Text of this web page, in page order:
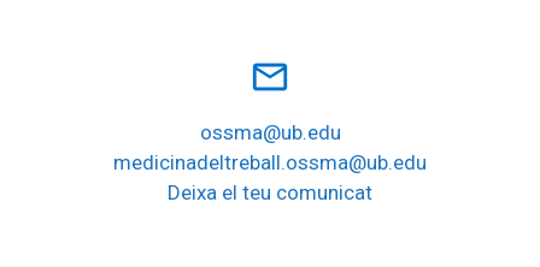
mail_outline
ossma@ub.edu
medicinadeltreball.ossma@ub.edu
Deixa el teu comunicat